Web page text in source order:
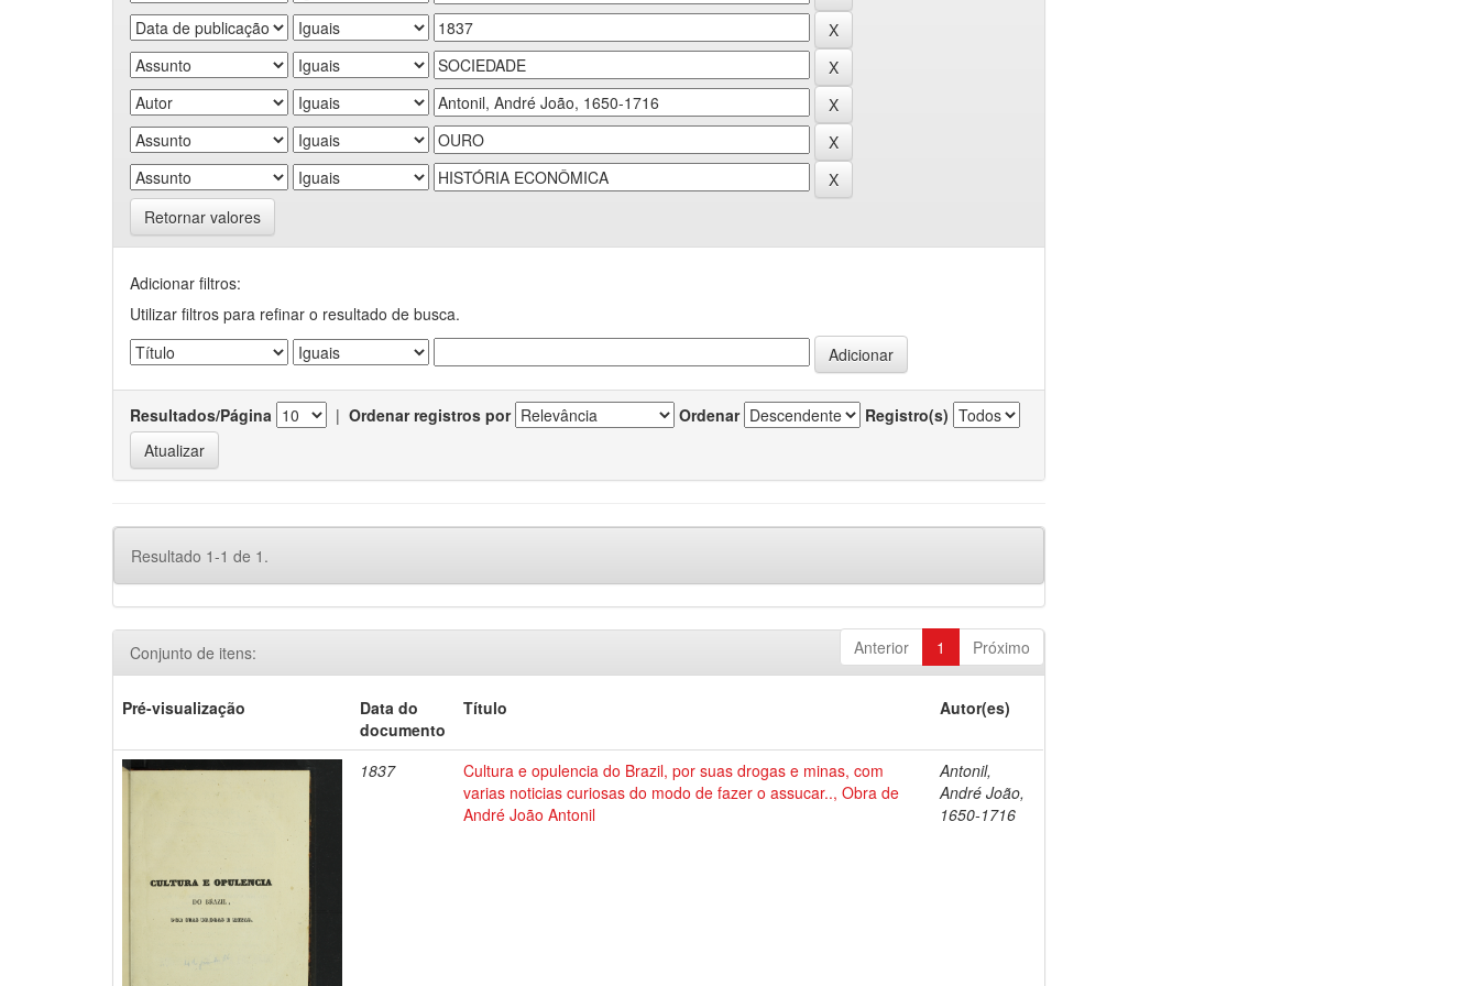
Retornar valores
Adicionar filtros:
Utilizar filtros para refinar o resultado de busca.
Resultados/Página | Ordenar registros por Ordenar Registro(s)
Resultado 1-1 de 1.
Anterior 1 Próximo
Conjunto de itens:
Pré-visualização
Data do
documento
Título Autor(es)
1837
Cultura e opulencia do Brazil, por suas drogas e minas, com
varias noticias curiosas do modo de fazer o assucar.., Obra de
André João Antonil
Antonil,
André João,
1650-1716